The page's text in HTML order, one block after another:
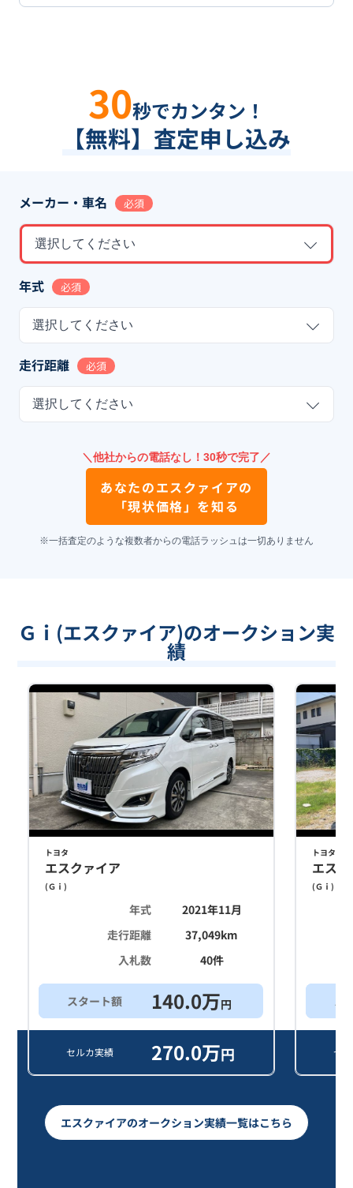
30秒でカンタン！
【無料】査定申し込み
メーカー・車名 必須
選択してください
年式 必須
選択してください
走行距離 必須
選択してください
＼他社からの電話なし！30秒で完了／
あなたのエスクァイアの
「現状価格」を知る
※一括査定のような複数者からの電話ラッシュは一切ありません
Ｇｉ(エスクァイア)のオークション実
績
トヨタ
エスクァイア
(Ｇｉ )
年式
2021年11月
走行距離
37,049km
入札数
40件
スタート額 140.0万円
セルカ実績 270.0万円
トヨタ
エス
(Ｇｉ )
ス
セ
エスクァイアのオークション実績一覧はこちら